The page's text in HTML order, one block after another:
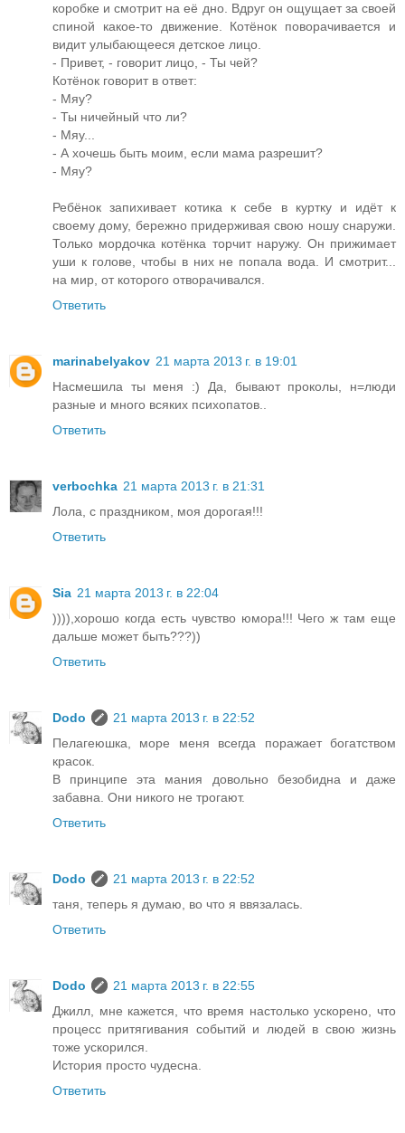
коробке и смотрит на её дно. Вдруг он ощущает за своей
спиной какое-то движение. Котёнок поворачивается и
видит улыбающееся детское лицо.
- Привет, - говорит лицо, - Ты чей?
Котёнок говорит в ответ:
- Мяу?
- Ты ничейный что ли?
- Мяу...
- А хочешь быть моим, если мама разрешит?
- Мяу?
Ребёнок запихивает котика к себе в куртку и идёт к
своему дому, бережно придерживая свою ношу снаружи.
Только мордочка котёнка торчит наружу. Он прижимает
уши к голове, чтобы в них не попала вода. И смотрит...
на мир, от которого отворачивался.
Ответить
marinabelyakov 21 марта 2013 г. в 19:01
Насмешила ты меня :) Да, бывают проколы, н=люди
разные и много всяких психопатов..
Ответить
verbochka 21 марта 2013 г. в 21:31
Лола, с праздником, моя дорогая!!!
Ответить
Sia 21 марта 2013 г. в 22:04
)))),хорошо когда есть чувство юмора!!! Чего ж там еще
дальше может быть???))
Ответить
Dodo
21 марта 2013 г. в 22:52
Пелагеюшка, море меня всегда поражает богатством
красок.
В принципе эта мания довольно безобидна и даже
забавна. Они никого не трогают.
Ответить
Dodo
21 марта 2013 г. в 22:52
таня, теперь я думаю, во что я ввязалась.
Ответить
Dodo
21 марта 2013 г. в 22:55
Джилл, мне кажется, что время настолько ускорено, что
процесс притягивания событий и людей в свою жизнь
тоже ускорился.
История просто чудесна.
Ответить